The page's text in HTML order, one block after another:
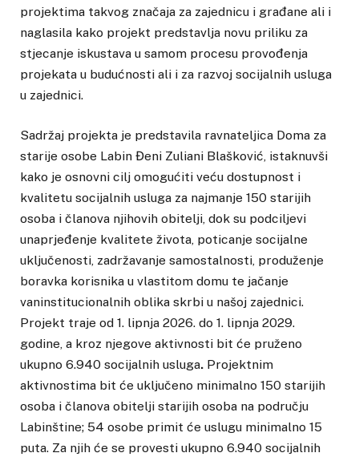
projektima takvog značaja za zajednicu i građane ali i
naglasila kako projekt predstavlja novu priliku za
stjecanje iskustava u samom procesu provođenja
projekata u budućnosti ali i za razvoj socijalnih usluga
u zajednici.
Sadržaj projekta je predstavila ravnateljica Doma za
starije osobe Labin Đeni Zuliani Blašković, istaknuvši
kako je osnovni cilj omogućiti veću dostupnost i
kvalitetu socijalnih usluga za najmanje 150 starijih
osoba i članova njihovih obitelji, dok su podciljevi
unaprjeđenje kvalitete života, poticanje socijalne
uključenosti, zadržavanje samostalnosti, produženje
boravka korisnika u vlastitom domu te jačanje
vaninstitucionalnih oblika skrbi u našoj zajednici.
Projekt traje od 1. lipnja 2026. do 1. lipnja 2029.
godine, a kroz njegove aktivnosti bit će pruženo
ukupno 6.940 socijalnih usluga. Projektnim
aktivnostima bit će uključeno minimalno 150 starijih
osoba i članova obitelji starijih osoba na području
Labinštine; 54 osobe primit će uslugu minimalno 15
puta. Za njih će se provesti ukupno 6.940 socijalnih